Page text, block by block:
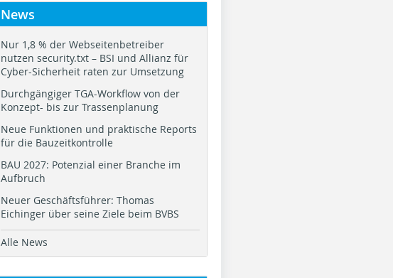
News
Nur 1,8 % der Webseitenbetreiber
nutzen security.txt – BSI und Allianz für
Cyber-Sicherheit raten zur Umsetzung
Durchgängiger TGA-Workflow von der
Konzept- bis zur Trassenplanung
Neue Funktionen und praktische Reports
für die Bauzeitkontrolle
BAU 2027: Potenzial einer Branche im
Aufbruch
Neuer Geschäftsführer: Thomas
Eichinger über seine Ziele beim BVBS
Alle News